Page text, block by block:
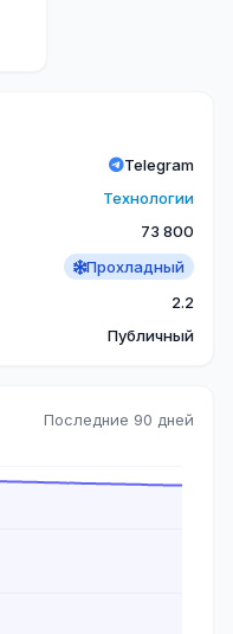
Telegram
Технологии
73 800
Прохладный
2.2
Публичный
Последние 90 дней